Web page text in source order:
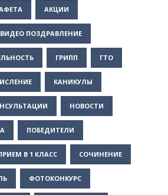
АКЦИИ
ВИДЕО ПОЗДРАВЛЕНИЕ
ГРИПП ГТО
КАНИКУЛЫ
НОВОСТИ
ПОБЕДИТЕЛИ
В 1 КЛАСС СОЧИНЕНИЕ
ФОТОКОНКУРС